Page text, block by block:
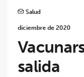
Salud
diciembre de 2020
salida